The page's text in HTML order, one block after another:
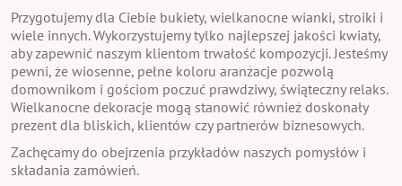
Przygotujemy dla Ciebie bukiety, wielkanocne wianki, stroiki i
wiele innych. Wykorzystujemy tylko najlepszej jakości kwiaty,
aby zapewnić naszym klientom trwałość kompozycji. Jesteśmy
pewni, że wiosenne, pełne koloru aranżacje pozwolą
domownikom i gościom poczuć prawdziwy, świąteczny relaks.
Wielkanocne dekoracje mogą stanowić również doskonały
prezent dla bliskich, klientów czy partnerów biznesowych.
Zachęcamy do obejrzenia przykładów naszych pomysłów i
składania zamówień.